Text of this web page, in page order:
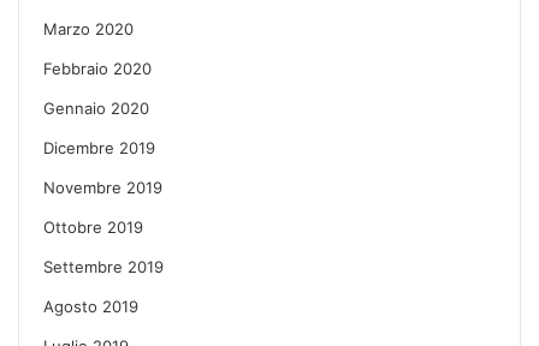
Marzo 2020
Febbraio 2020
Gennaio 2020
Dicembre 2019
Novembre 2019
Ottobre 2019
Settembre 2019
Agosto 2019